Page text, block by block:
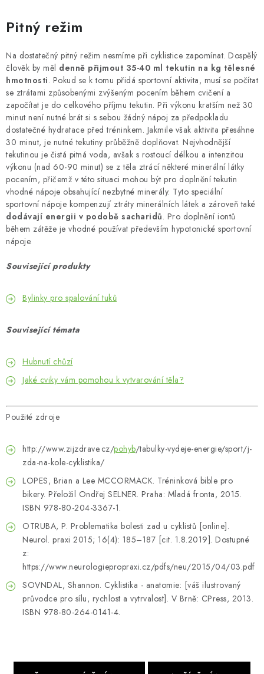
Pitný režim
Na dostatečný pitný režim nesmíme při cyklistice zapomínat. Dospělý
člověk by měl denně přijmout 35-40 ml tekutin na kg tělesné
hmotnosti. Pokud se k tomu přidá sportovní aktivita, musí se počítat
se ztrátami způsobenými zvýšeným pocením během cvičení a
započítat je do celkového příjmu tekutin. Při výkonu kratším než 30
minut není nutné brát si s sebou žádný nápoj za předpokladu
dostatečné hydratace před tréninkem. Jakmile však aktivita přesáhne
30 minut, je nutné tekutiny průběžně doplňovat. Nejvhodnější
tekutinou je čistá pitná voda, avšak s rostoucí délkou a intenzitou
výkonu (nad 60-90 minut) se z těla ztrácí některé minerální látky
pocením, přičemž v této situaci mohou být pro doplnění tekutin
vhodné nápoje obsahující nezbytné minerály. Tyto speciální
sportovní nápoje kompenzují ztráty minerálních látek a zároveň také
dodávají energii v podobě sacharidů. Pro doplnění iontů
během zátěže je vhodné používat především hypotonické sportovní
nápoje.
Související produkty
Bylinky pro spalování tuků
Související témata
Hubnutí chůzí
Jaké cviky vám pomohou k vytvarování těla?
Použité zdroje
http://www.zijzdrave.cz/pohyb/tabulky-vydeje-energie/sport/j-
zda-na-kole-cyklistika/
LOPES, Brian a Lee MCCORMACK. Tréninková bible pro
bikery. Přeložil Ondřej SELNER. Praha: Mladá fronta, 2015.
ISBN 978-80-204-3367-1.
OTRUBA, P. Problematika bolesti zad u cyklistů [online].
Neurol. praxi 2015; 16(4): 185–187 [cit. 1.8.2019]. Dostupné
z:
https://www.neurologiepropraxi.cz/pdfs/neu/2015/04/03.pdf
SOVNDAL, Shannon. Cyklistika - anatomie: [váš ilustrovaný
průvodce pro sílu, rychlost a vytrvalost]. V Brně: CPress, 2013.
ISBN 978-80-264-0141-4.